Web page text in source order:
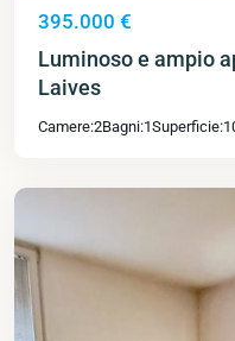
395.000 €
Luminoso e ampio
Laives
Camere:2Bagni:1Superficie: